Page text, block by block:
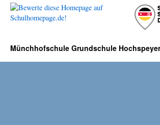
Münchhofschule Grundschule Hochspeyer